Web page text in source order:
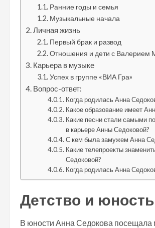
Ранние годы и семья
Музыкальные начала
Личная жизнь
Первый брак и развод
Отношения и дети с Валерием
Карьера в музыке
Успех в группе «ВИА Гра»
Вопрос-ответ:
Когда родилась Анна
Какое образование имеет
Какие песни стали самыми
в карьере Анны Седоковой?
С кем была замужем Анна
Какие телепроекты
Седоковой?
Когда родилась Анна
Детство и юность
В юности Анна Седокова посещала